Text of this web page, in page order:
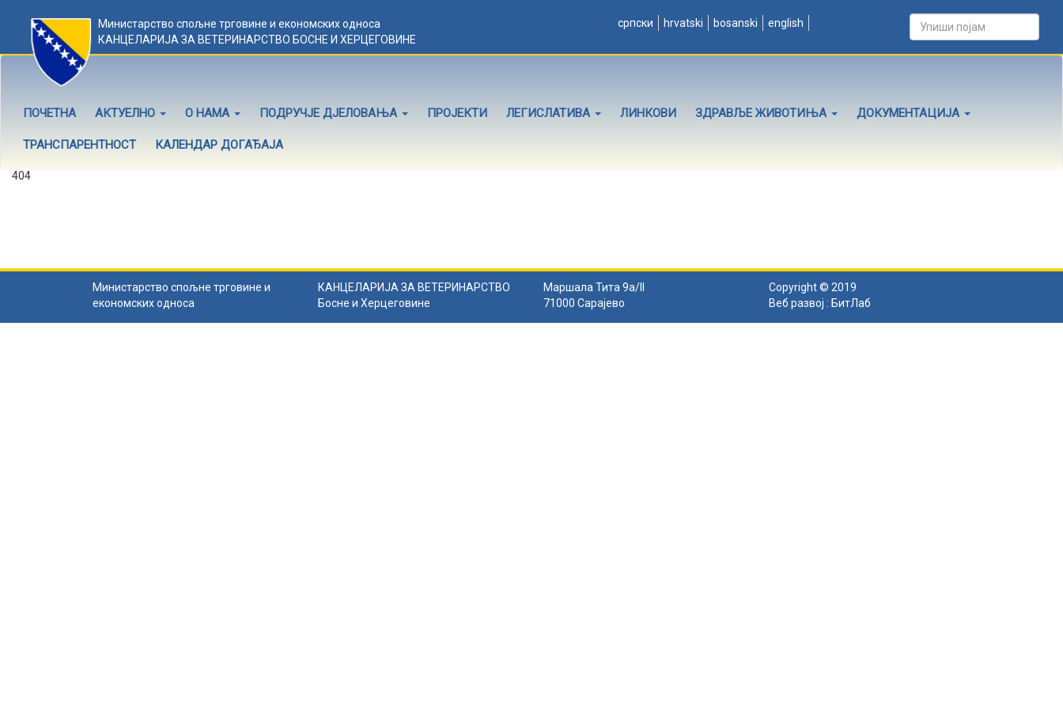
Министарство спољне трговине и економских односа
КАНЦЕЛАРИЈА ЗА ВЕТЕРИНАРСТВО БОСНЕ И ХЕРЦЕГОВИНЕ
српски hrvatski bosanski english
ПОЧЕТНА АКТУЕЛНО О НАМА ПОДРУЧЈЕ ДЈЕЛОВАЊА ПРОЈЕКТИ ЛЕГИСЛАТИВА ЛИНКОВИ ЗДРАВЉЕ ЖИВОТИЊА ДОКУМЕНТАЦИЈА
ТРАНСПАРЕНТНОСТ КАЛЕНДАР ДОГАЂАЈА
404
Министарство спољне трговине и
економских односа
КАНЦЕЛАРИЈА ЗА ВЕТЕРИНАРСТВО
Босне и Херцеговине
Маршала Тита 9а/II
71000 Сарајево
Copyright © 2019
Веб развој : БитЛаб